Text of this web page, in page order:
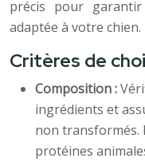
précis pour
adaptée à votre chien.
Critères de
Composition :
ingrédients et
non transformés.
protéines